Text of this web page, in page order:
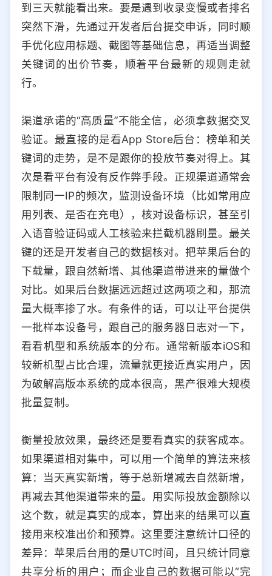
到三天就能看出来。要是遇到收录变慢或者排名
突然下滑，先通过开发者后台提交申诉，同时顺
手优化应用标题、截图等基础信息，再适当调整
关键词的出价节奏，顺着平台最新的规则走就
行。
渠道承诺的“高质量”不能全信，必须拿数据交叉
验证。最直接的是看App Store后台：榜单和关
键词的走势，是不是跟你的投放节奏对得上。其
次是看平台有没有反作弊手段。正规渠道通常会
限制同一IP的频次，监测设备环境（比如常用应
用列表、是否在充电），核对设备标识，甚至引
入语音验证码或人工核验来拦截机器刷量。最关
键的还是开发者自己的数据核对。把苹果后台的
下载量，跟自然新增、其他渠道带进来的量做个
对比。如果后台数据远远超过这两项之和，那流
量大概率掺了水。有条件的话，可以让平台提供
一批样本设备号，跟自己的服务器日志对一下，
看看机型和系统版本的分布。通常新版本iOS和
较新机型占比合理，流量就更接近真实用户，因
为破解高版本系统的成本很高，黑产很难大规模
批量复制。
衡量投放效果，最终还是要看真实的获客成本。
如果渠道相对集中，可以用一个简单的算法来核
算：当天真实新增，等于总新增减去自然新增，
再减去其他渠道带来的量。用实际投放金额除以
这个数，就是真实的成本，算出来的结果可以直
接用来校准出价和预算。这里要注意统计口径的
差异：苹果后台用的是UTC时间，且只统计同意
共享分析的用户；而企业自己的数据可能以“完